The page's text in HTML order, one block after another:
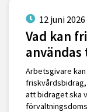
12 juni 2026
Vad kan
användas
Arbetsgivare
att bidraget ska